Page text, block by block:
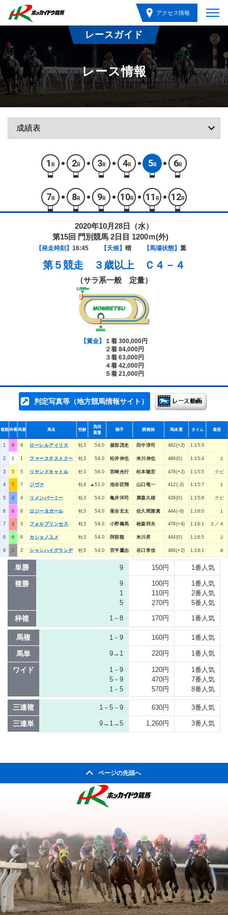
アクセス情報
レースガイド
レース情報
1 R 2R 3R 4R 5R 6R
7 R 8R 9R 10R 11 R 12R
2020年10月28日（水）
第15回 門別競馬 2日目 1200ｍ(外)
【発走時刻】 16:45 【天候】 晴 【馬場状態】 重
第５競走 ３歳以上 Ｃ４－４
（サラ系一般 定量）
【賞金】
１着 300,000円
２着 84,000円
３着 63,000円
４着 42,000円
５着 21,000円
判定写真等（地方競馬情報サイト）
着順 枠番馬番 馬名 性齢
負担
重量
騎手 調教師 馬体重 タイム 着差
1 8 9 ローレルアイリス 牝3 54.0 服部茂史 田中淳司 462(+2) 1:15:0
2 1 1 ファーステストクー 牝3 54.0 松井伸也 米川伸也 486(0) 1:15:4 ２
3 5 5 リヤンドキャトル 牡3 56.0 宮崎光行 松本隆宏 478(+2) 1:15:5 クビ
4 7 7 ジヴァ 牝4 ▲51.0 池谷匠翔 山口竜一 412(-2) 1:15:7 １
5 4 4 リメンバーミー 牝3 54.0 亀井洋司 廣森久雄 428(0) 1:15:8 クビ
6 8 8 ロジータガール 牝3 54.0 落合玄太 佐久間雅貴 444(-6) 1:16:0 １
7 3 3 フォルプリンセス 牝3 54.0 小野楓馬 桧森邦夫 478(+4) 1:16:1 ３／４
8 6 6 カショノユメ 牝3 54.0 阿部龍 米川昇 444(0) 1:16:5 ２
9 2 2 シャンハイグランデ 牝5 54.0 宮平鷹志 谷口常信 480(+2) 1:18:1 ８
単勝 9 150円 1番人気
複勝
9
1
5
100円
110円
270円
1番人気
2番人気
5番人気
枠複 1－8 170円 1番人気
馬複 1－9 160円 1番人気
馬単 9→1 220円 1番人気
ワイド
1－9
5－9
1－5
120円
470円
570円
1番人気
7番人気
8番人気
三連複 1－5－9 630円 3番人気
三連単 9→1→5 1,260円 3番人気
ページの先頭へ